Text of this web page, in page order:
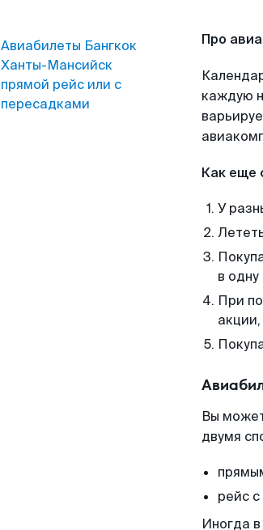
Авиабилеты Бангкок
Ханты-Мансийск
прямой рейс или с
пересадками
Про
каждую
Как еще
У
в одну
При
Вы
двумя
рейс
Иногда